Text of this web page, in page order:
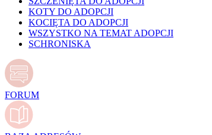
KOTY DO ADOPCJI
KOCIĘTA DO ADOPCJI
WSZYSTKO NA TEMAT ADOPCJI
SCHRONISKA
FORUM